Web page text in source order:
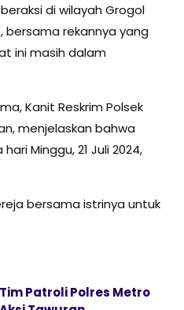
di wilayah Grogol
bersama rekannya yang
ini masih dalam
Kanit Reskrim Polsek
menjelaskan bahwa
Minggu, 21 Juli 2024,
bersama istrinya untuk
Patroli Polres Metro